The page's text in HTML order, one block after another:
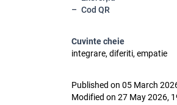
Cod QR
Cuvinte cheie
integrare, diferiti, empatie
Published on 05 March
Modified on 27 May 2026,